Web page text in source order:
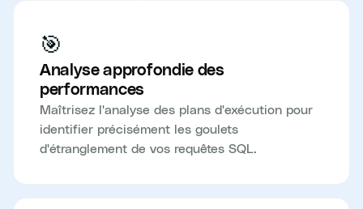
🎯
Analyse approfondie des
performances
Maîtrisez l'analyse des plans d'exécution pour
identifier précisément les goulets
d'étranglement de vos requêtes SQL.